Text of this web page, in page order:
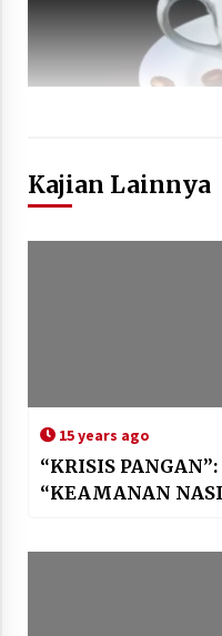
Kajian Lainnya
15 years ago
“KRISIS
“KEAMANAN